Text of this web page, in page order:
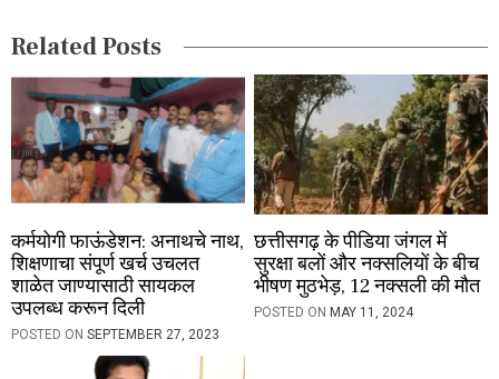
o
n
Related Posts
कर्मयोगी फाऊंडेशन: अनाथचे नाथ,
शिक्षणाचा संपूर्ण खर्च उचलत
शाळेत जाण्यासाठी सायकल
उपलब्ध करून दिली
POSTED ON SEPTEMBER 27, 2023
छत्तीसगढ़ के पीडिया जंगल में
सुरक्षा बलों और नक्सलियों के बीच
भीषण मुठभेड़, 12 नक्सली की मौत
POSTED ON MAY 11, 2024